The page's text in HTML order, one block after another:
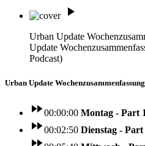
play_arrow
Urban Update
Update
Podcast)
Urban Update
fast_forward00:00:00 Montag - Part 1
fast_forward00:02:50 Dienstag - Part
fast_forward